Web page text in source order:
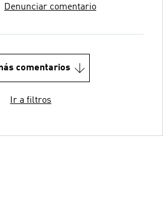
Denunciar comentario
comentarios
Ir a filtros